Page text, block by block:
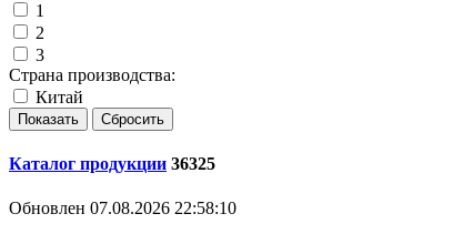
1
2
3
Страна производства:
Китай
Каталог продукции 36325
Обновлен 07.08.2026 22:58:10